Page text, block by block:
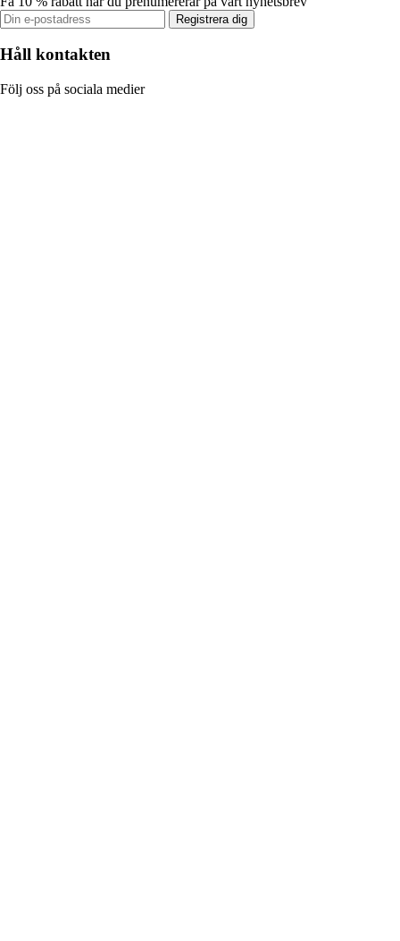
Registrera dig
Håll kontakten
Följ oss på sociala medier